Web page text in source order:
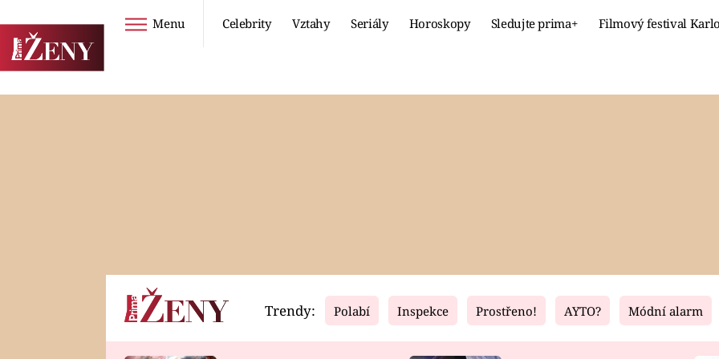
Menu Celebrity Vztahy Seriály Horoskopy Sledujte prima+ Filmový festival
Horoskopy Video Fresh Living
Trendy: Polabí Inspekce Prostřeno! AYTO? Módní alarm